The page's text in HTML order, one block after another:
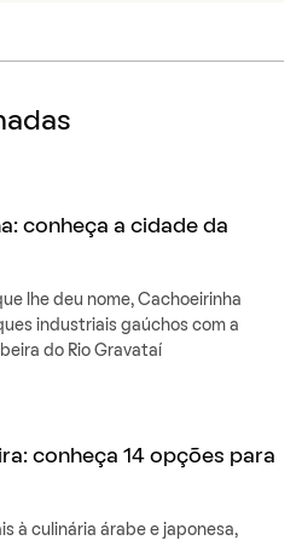
conheça a cidade da
lhe deu nome, Cachoeirinha
industriais gaúchos com a
do Rio Gravataí
conheça 14 opções para
à culinária árabe e japonesa,